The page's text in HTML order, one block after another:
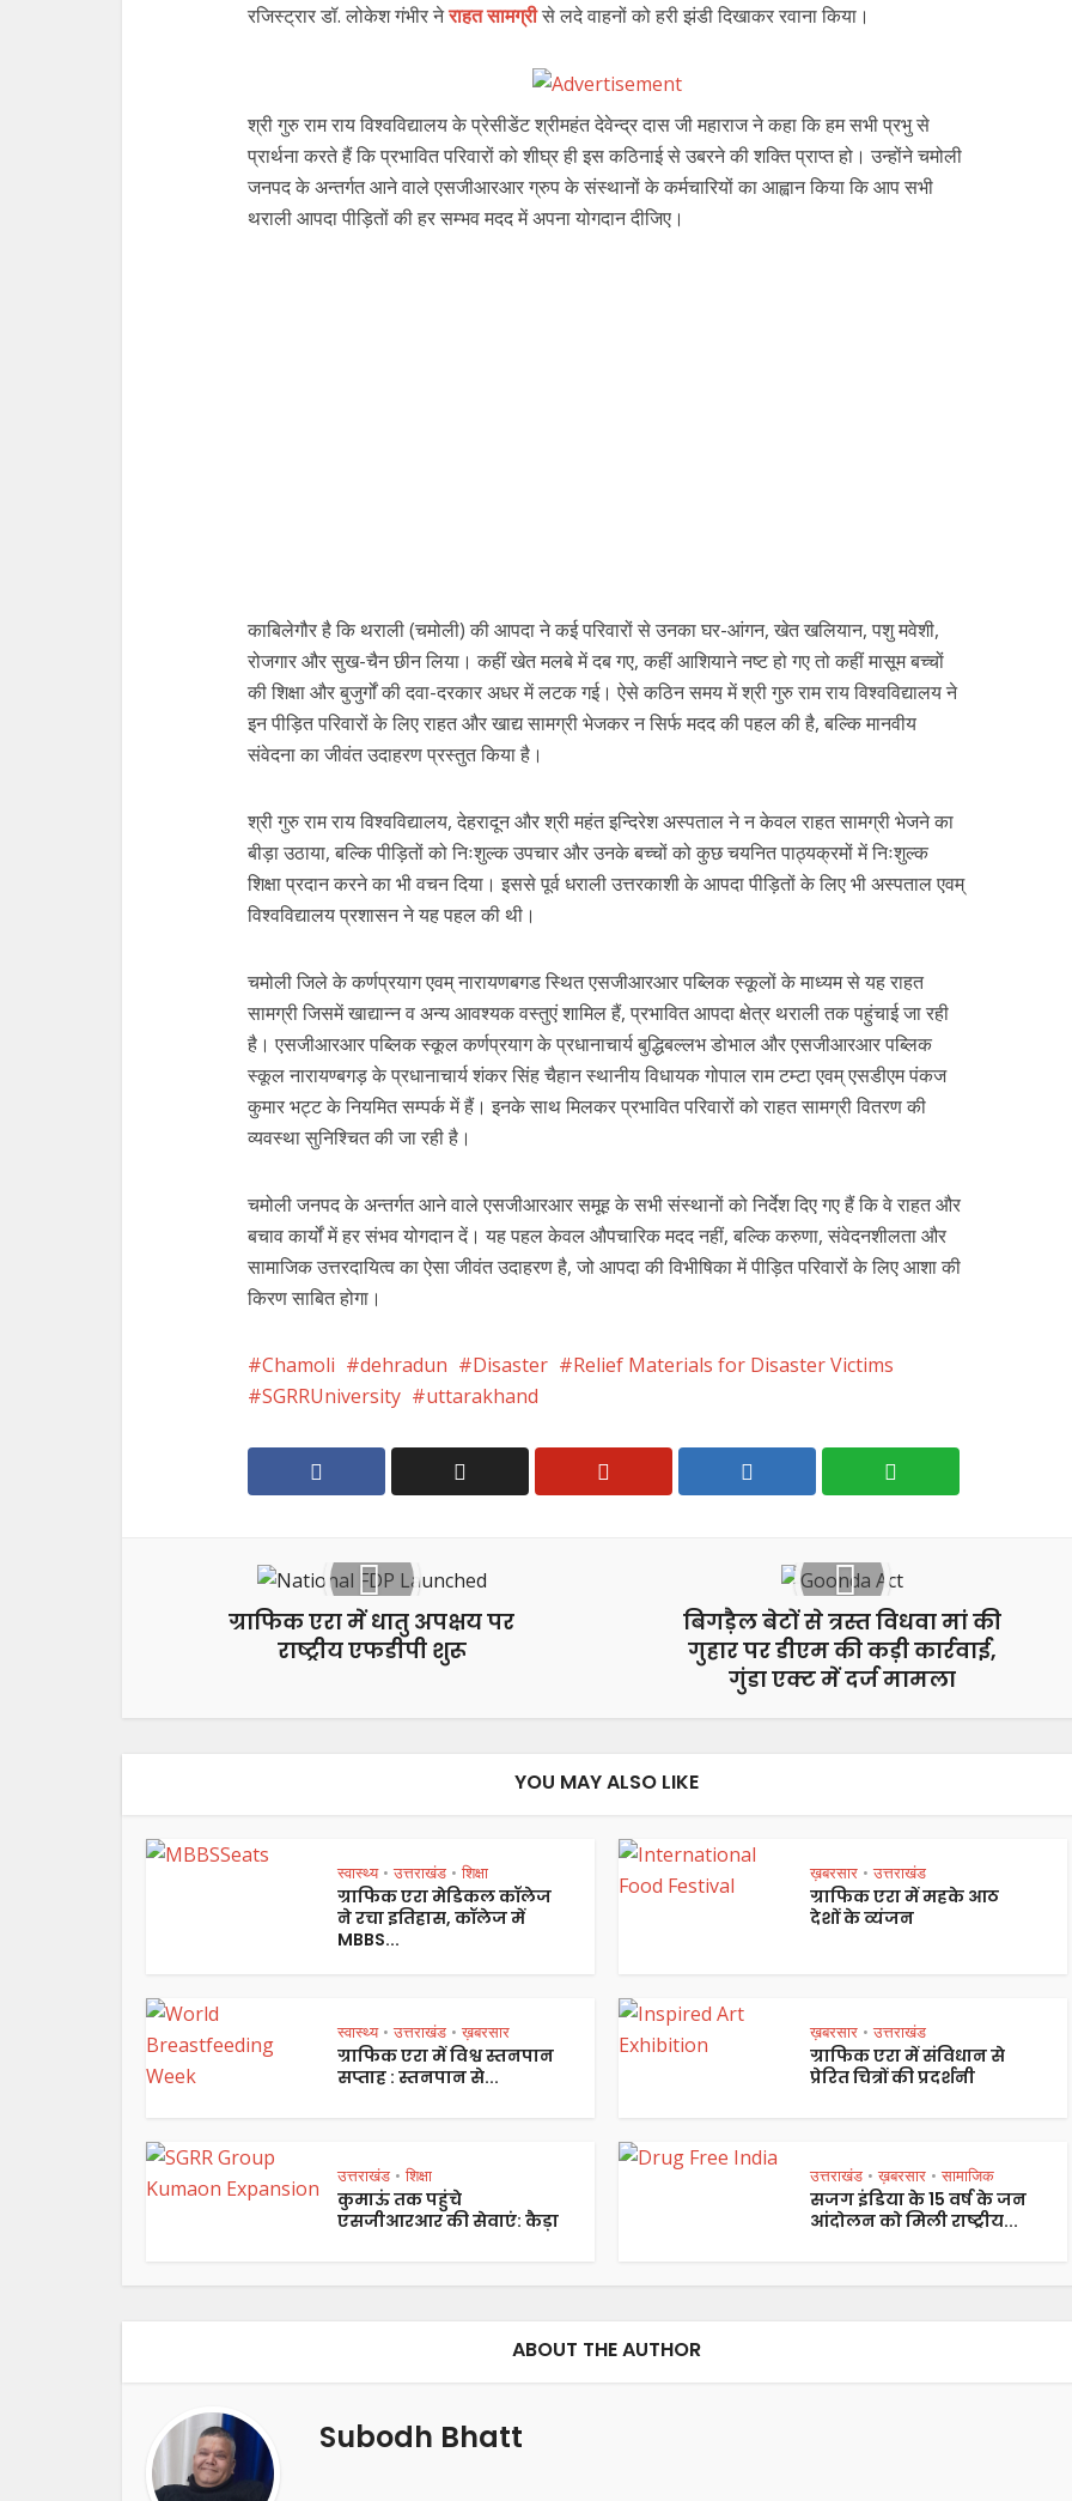
रजिस्ट्रार डॉ. लोकेश गंभीर नेराहत सामग्रीसे लदे वाहनों को हरी झंडी दिखाकर रवाना किया।
श्री गुरु राम राय विश्वविद्यालय के प्रेसीडेंट श्रीमहंत देवेन्द्र दास जी महाराज ने कहा कि हम सभी प्रभु से
प्रार्थना करते हैं कि प्रभावित परिवारों को शीघ्र ही इस कठिनाई से उबरने की शक्ति प्राप्त हो। उन्होंने चमोली
जनपद के अन्तर्गत आने वाले एसजीआरआर ग्रुप के संस्थानों के कर्मचारियों का आह्वान किया कि आप सभी
थराली आपदा पीड़ितों की हर सम्भव मदद में अपना योगदान दीजिए।
काबिलेगौर है कि थराली (चमोली) की आपदा ने कई परिवारों से उनका घर-आंगन, खेत खलियान, पशु मवेशी,
रोजगार और सुख-चैन छीन लिया। कहीं खेत मलबे में दब गए, कहीं आशियाने नष्ट हो गए तो कहीं मासूम बच्चों
की शिक्षा और बुजुर्गों की दवा-दरकार अधर में लटक गई। ऐसे कठिन समय में श्री गुरु राम राय विश्वविद्यालय ने
इन पीड़ित परिवारों के लिए राहत और खाद्य सामग्री भेजकर न सिर्फ मदद की पहल की है, बल्कि मानवीय
संवेदना का जीवंत उदाहरण प्रस्तुत किया है।
श्री गुरु राम राय विश्वविद्यालय, देहरादून और श्री महंत इन्दिरेश अस्पताल ने न केवल राहत सामग्री भेजने का
बीड़ा उठाया, बल्कि पीड़ितों को निःशुल्क उपचार और उनके बच्चों को कुछ चयनित पाठ्यक्रमों में निःशुल्क
शिक्षा प्रदान करने का भी वचन दिया। इससे पूर्व धराली उत्तरकाशी के आपदा पीड़ितों के लिए भी अस्पताल एवम्
विश्वविद्यालय प्रशासन ने यह पहल की थी।
चमोली जिले के कर्णप्रयाग एवम् नारायणबगड स्थित एसजीआरआर पब्लिक स्कूलों के माध्यम से यह राहत
सामग्री जिसमें खाद्यान्न व अन्य आवश्यक वस्तुएं शामिल हैं, प्रभावित आपदा क्षेत्र थराली तक पहुंचाई जा रही
है। एसजीआरआर पब्लिक स्कूल कर्णप्रयाग के प्रधानाचार्य बुद्धिबल्लभ डोभाल और एसजीआरआर पब्लिक
स्कूल नारायण्बगड़ के प्रधानाचार्य शंकर सिंह चैहान स्थानीय विधायक गोपाल राम टम्टा एवम् एसडीएम पंकज
कुमार भट्ट के नियमित सम्पर्क में हैं। इनके साथ मिलकर प्रभावित परिवारों को राहत सामग्री वितरण की
व्यवस्था सुनिश्चित की जा रही है।
चमोली जनपद के अन्तर्गत आने वाले एसजीआरआर समूह के सभी संस्थानों को निर्देश दिए गए हैं कि वे राहत और
बचाव कार्यों में हर संभव योगदान दें। यह पहल केवल औपचारिक मदद नहीं, बल्कि करुणा, संवेदनशीलता और
सामाजिक उत्तरदायित्व का ऐसा जीवंत उदाहरण है, जो आपदा की विभीषिका में पीड़ित परिवारों के लिए आशा की
किरण साबित होगा।
Chamoli dehradun Disaster
Relief Materials for Disaster Victims
SGRRUniversity
uttarakhand
ग्राफिक एरा में धातु अपक्षय पर
राष्ट्रीय एफडीपी शुरू
बिगड़ैल बेटों से त्रस्त विधवा मां की
गुहार पर डीएम की कड़ी कार्रवाई,
गुंडा एक्ट में दर्ज मामला
YOU MAY ALSO LIKE
स्वास्थ्य • उत्तराखंड • शिक्षा
ग्राफिक एरा मेडिकल कॉलेज
ने रचा इतिहास, कॉलेज में
MBBS...
ख़बरसार • उत्तराखंड
ग्राफिक एरा में महके आठ
देशों के व्यंजन
स्वास्थ्य • उत्तराखंड • ख़बरसार
ग्राफिक एरा में विश्व स्तनपान
सप्ताह : स्तनपान से...
ख़बरसार • उत्तराखंड
ग्राफिक एरा में संविधान से
प्रेरित चित्रों की प्रदर्शनी
उत्तराखंड • शिक्षा
कुमाऊं तक पहुंचे
एसजीआरआर की सेवाएं: कैड़ा
उत्तराखंड • ख़बरसार • सामाजिक
सजग इंडिया के 15 वर्ष के जन
आंदोलन को मिली राष्ट्रीय...
ABOUT THE AUTHOR
Subodh Bhatt